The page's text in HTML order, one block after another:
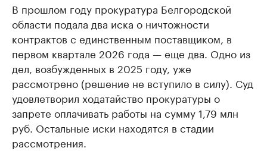
В прошлом году прокуратура Белгородской
области подала два иска о ничтожности
контрактов с единственным поставщиком, в
первом квартале 2026 года — еще два. Одно из
дел, возбужденных в 2025 году, уже
рассмотрено (решение не вступило в силу). Суд
удовлетворил ходатайство прокуратуры о
запрете оплачивать работы на сумму 1,79 млн
руб. Остальные иски находятся в стадии
рассмотрения.